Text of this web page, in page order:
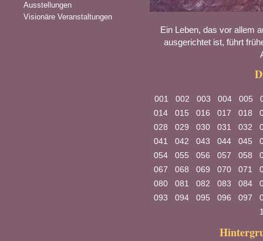
Ausstellungen
Visionäre Veranstaltungen
Ein Leben, das vor allem
ausgerichtet ist, führt
001 002 003 004 005
014
015 016 017 018
028
029 030 031 032
041
042 043 044 045
054
055 056 057 058
067
068 069 070 071
080
081 082 083 084
093
094 095 096 097